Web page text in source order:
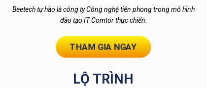
Beetech tự hào là công ty Công nghệ tiên phong trong mô hình
đào tạo IT Comtor thực chiến.
THAM GIA NGAY
LỘ TRÌNH